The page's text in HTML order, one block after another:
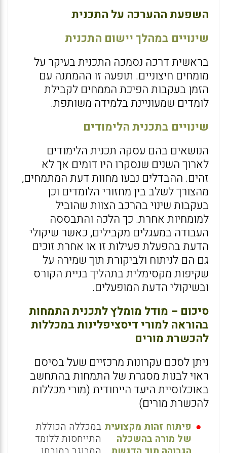
השפעת ההערכה על התכנית
שינויים במהלך יישום התכנית
בראשית דרכה נסמכה התכנית בעיקר על
מומחים חיצוניים. תופעה זו ההמתנה עם
הזמן בעקבות הפיכת הממחים לקבילת
לומדים שמעוניינת בלמידה משותפת.
שינויים בתכנית הלימודים
הנושאים בהם עסקה תכנית הלימודים
לארוך השנים שנסקרו היו דומים אך לא
זהים. ההבדלים נבעו מחוות דעת המתמחים,
מהצורך לשלב בין מחזורי הלומדים וכן
בעקבות שינוי בהרכב הצוות שהוביל
למומחיות אחרת. כך הלכה והתבססה
העבודה במעגלים מקבילים, כאשר שיקולי
הדעת בהפעלת פעילות זו או אחרת זוכים
גם הם לניתוח ולביקורת תוך שמירה על
שקיפות מקסימלית בתהליך בניית הקורס
ובשיקולי הדעת המופעלים.
סיכום – מודל מומלץ לתכנית התמחות
בהוראה למורי דיסציפלינות במכללות
להכשרת מורים
ניתן לסכם עקרונות מרכזיים שעל בסיסם
ראוי לבנות מסגרת של התמחות בהתחשב
באוכלוסיית היעד הייחודית (מורי מכללות
להכשרת מורים)
פיתוח זהות מקצועית
של מורה בהשכלה
במכללה הכוללת
התייחסות ללומד